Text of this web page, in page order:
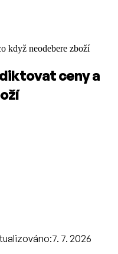
když neodebere zboží
ceny a
7. 7. 2026